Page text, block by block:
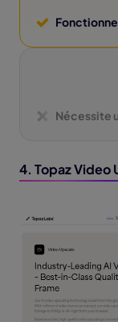
Nécessite
4. Topaz Video